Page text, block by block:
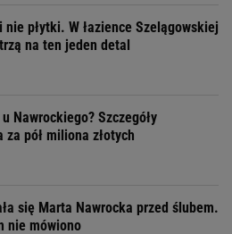
nie płytki. W łazience Szelągowskiej
na ten jeden detal
Nawrockiego? Szczegóły
za pół miliona złotych
się Marta Nawrocka przed ślubem.
nie mówiono